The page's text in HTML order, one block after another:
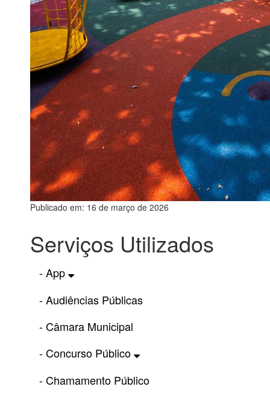
Publicado em: 16 de março de 2026
Serviços Utilizados
- App
- Audiências Públicas
- Câmara Municipal
- Concurso Público
- Chamamento Público